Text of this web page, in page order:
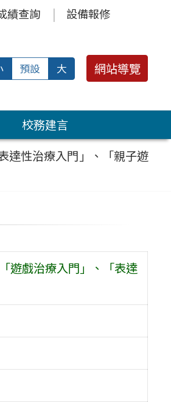
績查詢 設備報修
預設 大 網站導覽
校務建言
達性治療入門」、「親子遊
遊戲治療入門」、「表達